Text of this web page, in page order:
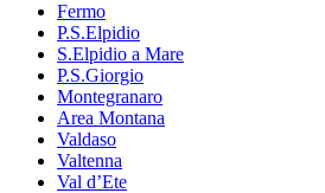
Fermo
P.S.Elpidio
S.Elpidio a Mare
P.S.Giorgio
Montegranaro
Area Montana
Valdaso
Valtenna
Val d’Ete